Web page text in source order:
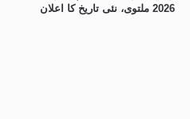
2026 ملتوی، نئی تاریخ کا اعلان